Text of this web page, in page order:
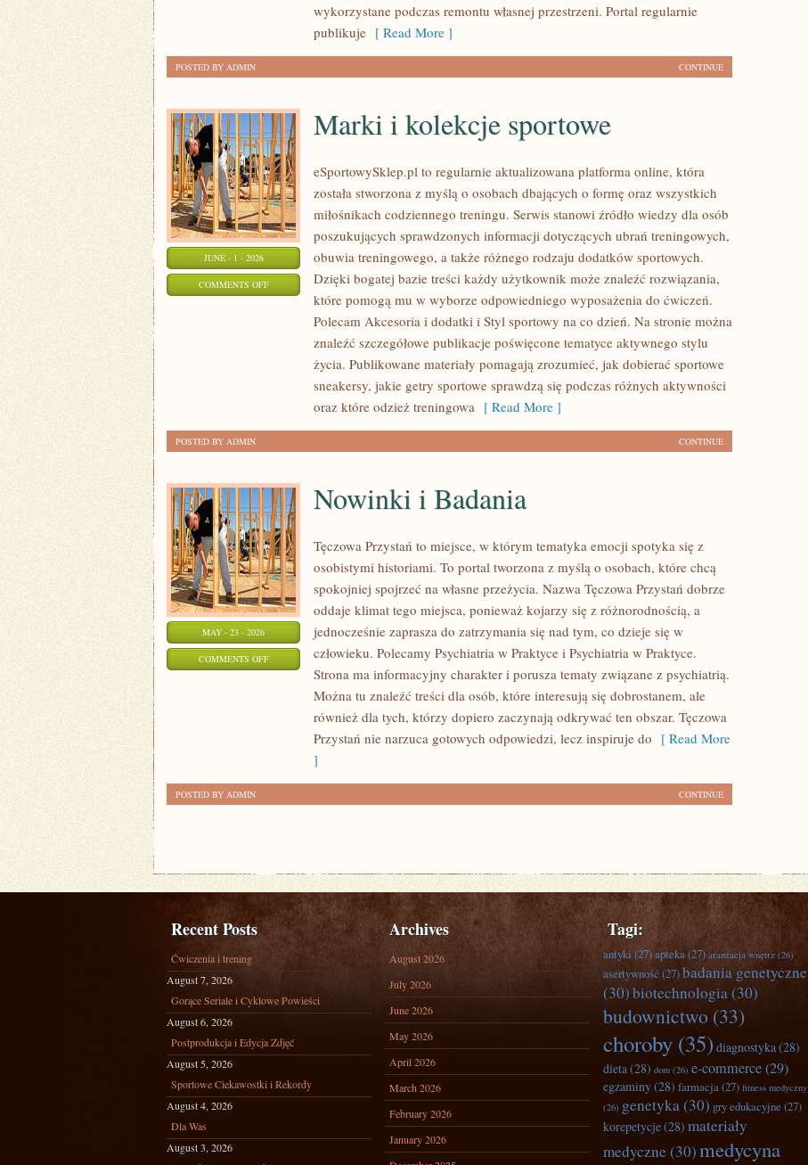
wykorzystane podczas remontu własnej przestrzeni. Portal regularnie
publikuje [ Read More ]
CONTINUE
POSTED BY ADMIN
JUNE - 1 - 2026
COMMENTS OFFON
SPORTOWE
Marki i kolekcje sportowe
eSportowySklep.pl to regularnie aktualizowana platforma online, która
została stworzona z myślą o osobach dbających o formę oraz wszystkich
miłośnikach codziennego treningu. Serwis stanowi źródło wiedzy dla osób
poszukujących sprawdzonych informacji dotyczących ubrań treningowych,
obuwia treningowego, a także różnego rodzaju dodatków sportowych.
Dzięki bogatej bazie treści każdy użytkownik może znaleźć rozwiązania,
które pomogą mu w wyborze odpowiedniego wyposażenia do ćwiczeń.
Polecam Akcesoria i dodatki i Styl sportowy na co dzień. Na stronie można
znaleźć szczegółowe publikacje poświęcone tematyce aktywnego stylu
życia. Publikowane materiały pomagają zrozumieć, jak dobierać sportowe
sneakersy, jakie getry sportowe sprawdzą się podczas różnych aktywności
oraz które odzież treningowa [ Read More ]
CONTINUE
POSTED BY ADMIN
MAY - 23 - 2026
COMMENTS OFFON
Nowinki i Badania
Tęczowa Przystań to miejsce, w którym tematyka emocji spotyka się z
osobistymi historiami. To portal tworzona z myślą o osobach, które chcą
spokojniej spojrzeć na własne przeżycia. Nazwa Tęczowa Przystań dobrze
oddaje klimat tego miejsca, ponieważ kojarzy się z różnorodnością, a
jednocześnie zaprasza do zatrzymania się nad tym, co dzieje się w
człowieku. Polecamy Psychiatria w Praktyce i Psychiatria w Praktyce.
Strona ma informacyjny charakter i porusza tematy związane z psychiatrią.
Można tu znaleźć treści dla osób, które interesują się dobrostanem, ale
również dla tych, którzy dopiero zaczynają odkrywać ten obszar. Tęczowa
Przystań nie narzuca gotowych odpowiedzi, lecz inspiruje do [ Read More
]
CONTINUE
POSTED BY ADMIN
Recent Posts
Ćwiczenia i trening
August 7, 2026
Gorące Seriale i Cyklowe Powieści
August 6, 2026
Postprodukcja i Edycja Zdjęć
August 5, 2026
Sportowe Ciekawostki i Rekordy
August 4, 2026
Dla Was
August 3, 2026
Archives
August 2026
July 2026
June 2026
May 2026
April 2026
March 2026
February 2026
January 2026
Tagi:
antyki(27)apteka(27) aranżacja wnętrz (26)
asertywność (27)badania genetyczne
(30)biotechnologia(30)
budownictwo (33)
choroby (35) diagnostyka(28)
dieta(28) dom (26) e-commerce(29)
egzaminy(28) farmacja(27) fitness medyczny
(26) genetyka(30) gry edukacyjne (27)
korepetycje(28) materiały
medyczne (30)medycyna